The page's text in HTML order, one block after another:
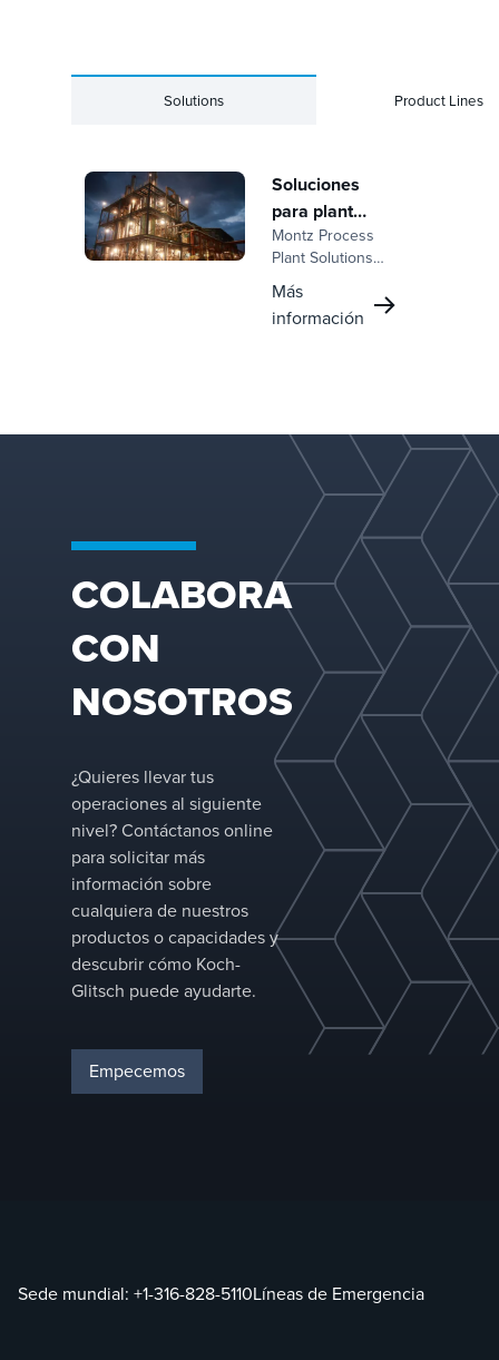
Solutions Product Lines
Soluciones
para plantas
de proceso
Montz Process
Plant Solutions
de Koch-Glitsch
ofrece
soluciones
experiencia
avanzada en
destilación,
rectificación,
evaporación e
ingeniería de
procesos para
ayudar a los
clientes a lograr
un rendimiento
fiable, una mejor
eficiencia
energética y una
calidad de
producto
constante en
aplicaciones
exigentes.
Más
información
COLABORA
CON
NOSOTROS
¿Quieres llevar tus
operaciones al siguiente
nivel? Contáctanos online
para solicitar más
información sobre
cualquiera de nuestros
productos o capacidades y
descubrir cómo Koch-
Glitsch puede ayudarte.
Empecemos
Sede mundial: +1-316-828-5110Líneas de Emergencia